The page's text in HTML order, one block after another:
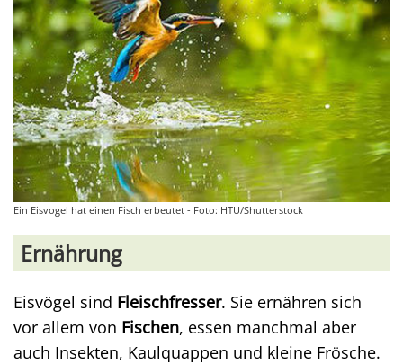
Ein Eisvogel hat einen Fisch erbeutet - Foto: HTU/Shutterstock
Ernährung
Eisvögel sind Fleischfresser. Sie ernähren sich
vor allem von Fischen, essen manchmal aber
auch Insekten, Kaulquappen und kleine Frösche.